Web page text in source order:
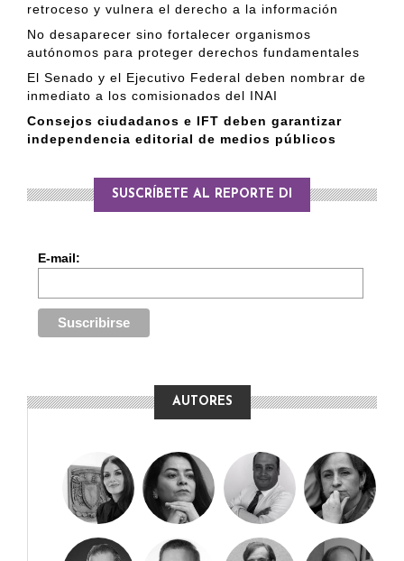
retroceso y vulnera el derecho a la información
No desaparecer sino fortalecer organismos
autónomos para proteger derechos fundamentales
El Senado y el Ejecutivo Federal deben nombrar de
inmediato a los comisionados del INAI
Consejos ciudadanos e IFT deben garantizar
independencia editorial de medios públicos
SUSCRÍBETE AL REPORTE DI
E-mail:
AUTORES